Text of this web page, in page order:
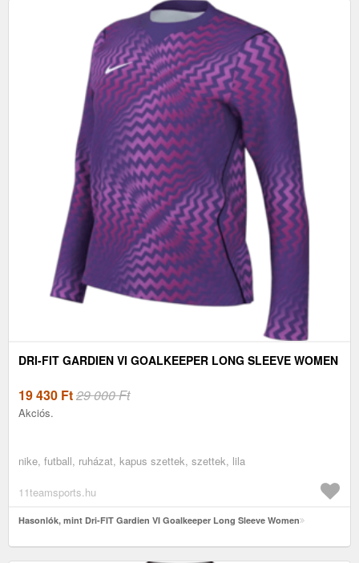
DRI-FIT GARDIEN VI GOALKEEPER LONG SLEEVE WOMEN
19 430 Ft29 000 Ft
Akciós.
nike, futball, ruházat, kapus szettek, szettek, lila
11teamsports.hu
Hasonlók, mint Dri-FIT Gardien VI Goalkeeper Long Sleeve Women